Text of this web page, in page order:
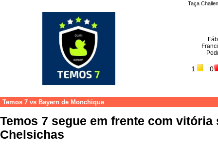
Taça
1 0
Temos 7 vs Bayern de Monchique
Temos 7 segue em frente com vitória
Chelsichas